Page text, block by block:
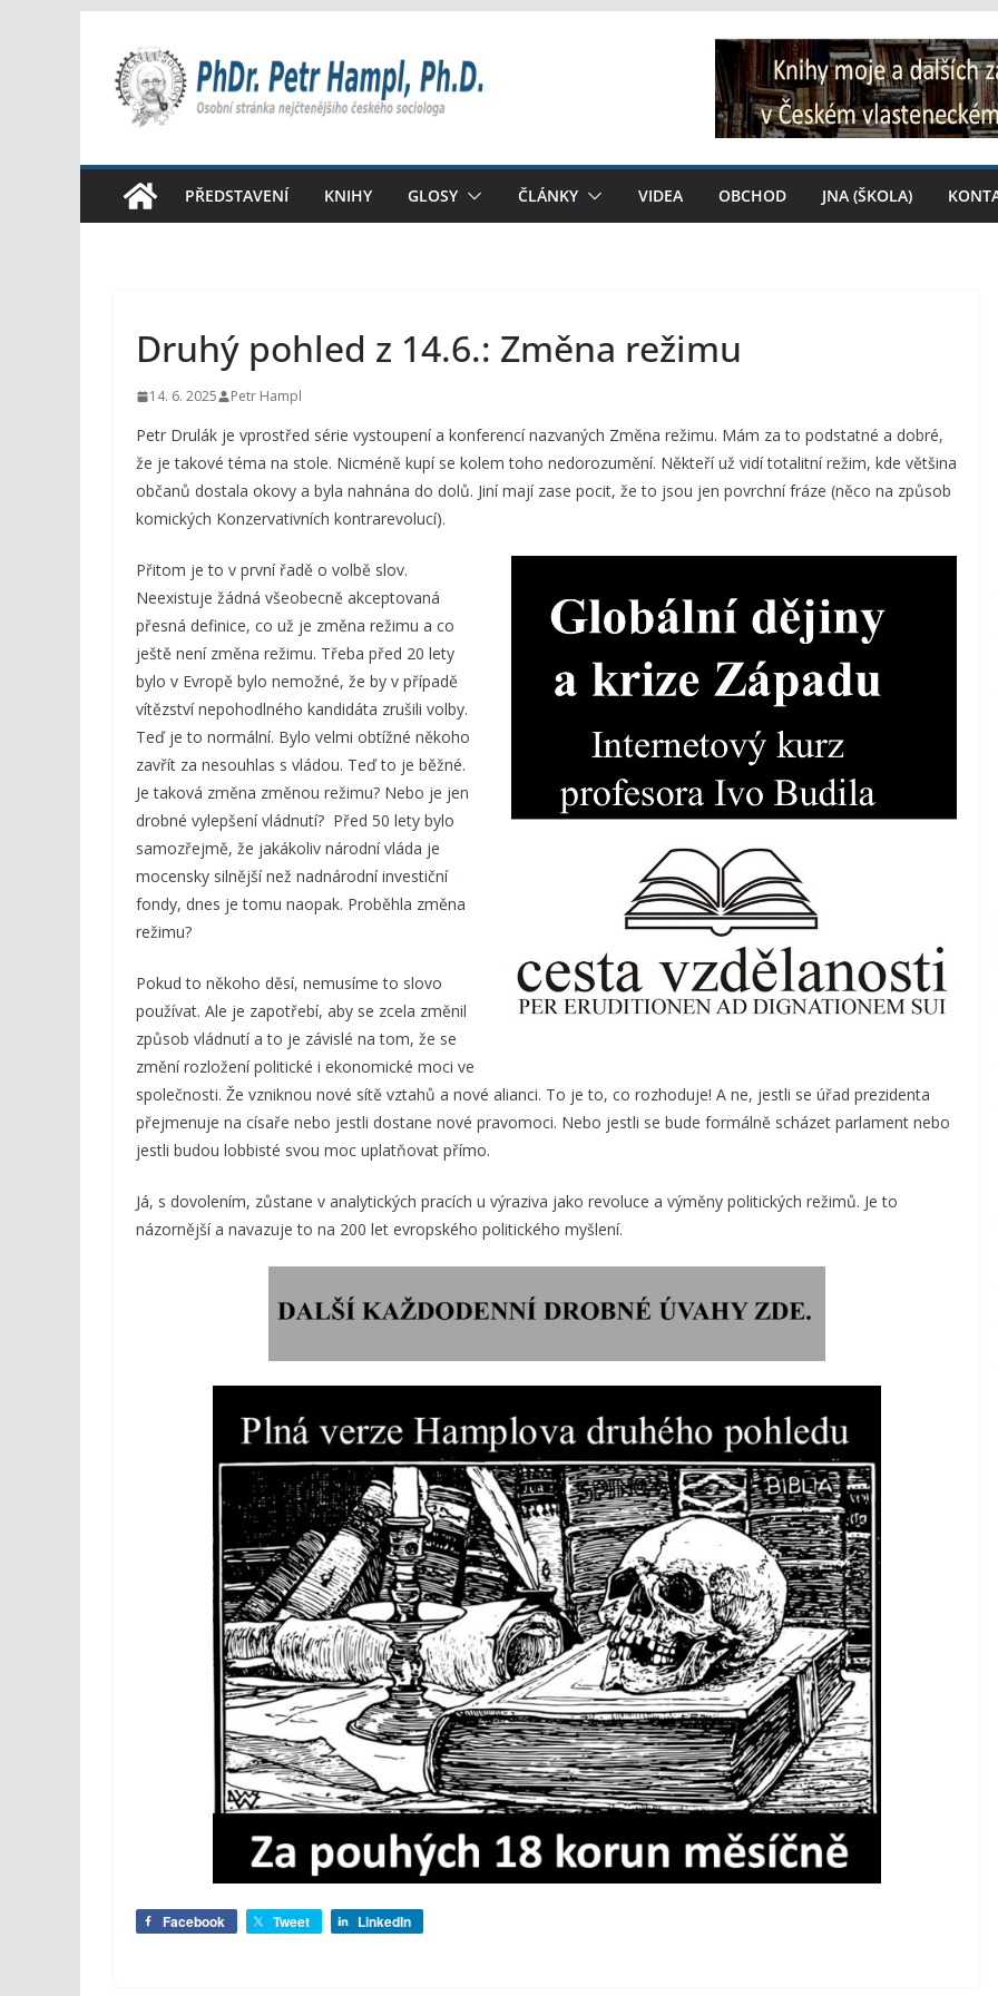
obsah
PŘEDSTAVENÍ KNIHY GLOSY ČLÁNKY VIDEA OBCHOD JNA (ŠKOLA)
Druhý pohled z 14.6.: Změna režimu
14. 6. 2025 Petr Hampl
Petr Drulák je vprostřed série vystoupení a konferencí nazvaných Změna režimu. Mám za to podstatné a dobré,
že je takové téma na stole. Nicméně kupí se kolem toho nedorozumění. Někteří už vidí totalitní režim, kde většina
občanů dostala okovy a byla nahnána do dolů. Jiní mají zase pocit, že to jsou jen povrchní fráze (něco na způsob
komických Konzervativních kontrarevolucí).
Přitom je to v první řadě o volbě slov.
Neexistuje žádná všeobecně akceptovaná
přesná definice, co už je změna režimu a co
ještě není změna režimu. Třeba před 20 lety
bylo v Evropě bylo nemožné, že by v případě
vítězství nepohodlného kandidáta zrušili volby.
Teď je to normální. Bylo velmi obtížné někoho
zavřít za nesouhlas s vládou. Teď to je běžné.
Je taková změna změnou režimu? Nebo je jen
drobné vylepšení vládnutí? Před 50 lety bylo
samozřejmě, že jakákoliv národní vláda je
mocensky silnější než nadnárodní investiční
fondy, dnes je tomu naopak. Proběhla změna
režimu?
Pokud to někoho děsí, nemusíme to slovo
používat. Ale je zapotřebí, aby se zcela změnil
způsob vládnutí a to je závislé na tom, že se
změní rozložení politické i ekonomické moci ve
společnosti. Že vzniknou nové sítě vztahů a nové alianci. To je to, co rozhoduje! A ne, jestli se úřad prezidenta
přejmenuje na císaře nebo jestli dostane nové pravomoci. Nebo jestli se bude formálně scházet parlament nebo
jestli budou lobbisté svou moc uplatňovat přímo.
Já, s dovolením, zůstane v analytických pracích u výraziva jako revoluce a výměny politických režimů. Je to
názornější a navazuje to na 200 let evropského politického myšlení.
Facebook Tweet LinkedIn